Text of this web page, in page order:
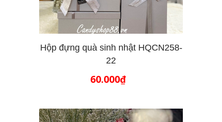
Hộp đựng quà sinh nhật HQCN258-
22
60.000₫